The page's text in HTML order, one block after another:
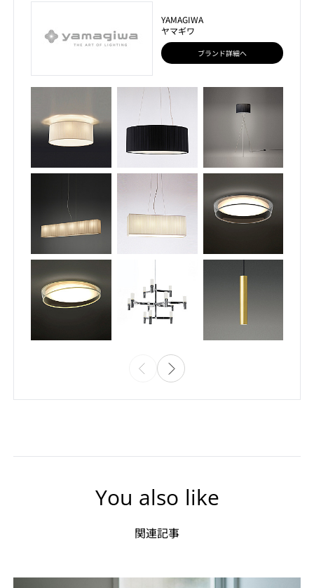
YAMAGIWA
ヤマギワ
ブランド詳細へ
You also like
関連記事